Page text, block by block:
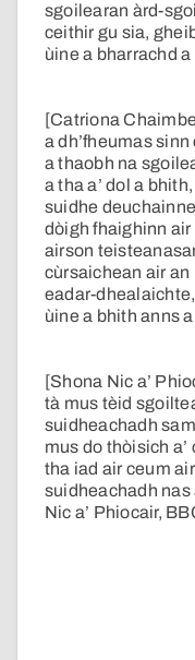
sgoilearan àrd-
ceithir gu sia,
ùine a bharrachd
[Catriona
a dh’fheumas
a thaobh na
a tha a’ dol a
suidhe
dòigh fhaighinn
airson
cùrsaichean air
eadar-
ùine a bhith anns
[Shona Nic a’
tà mus tèid
suidheachadh
mus do thòisich
tha iad air ceum
suidheachadh
Nic a’ Phiocair,